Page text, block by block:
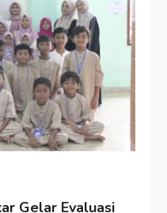
Gelar Evaluasi